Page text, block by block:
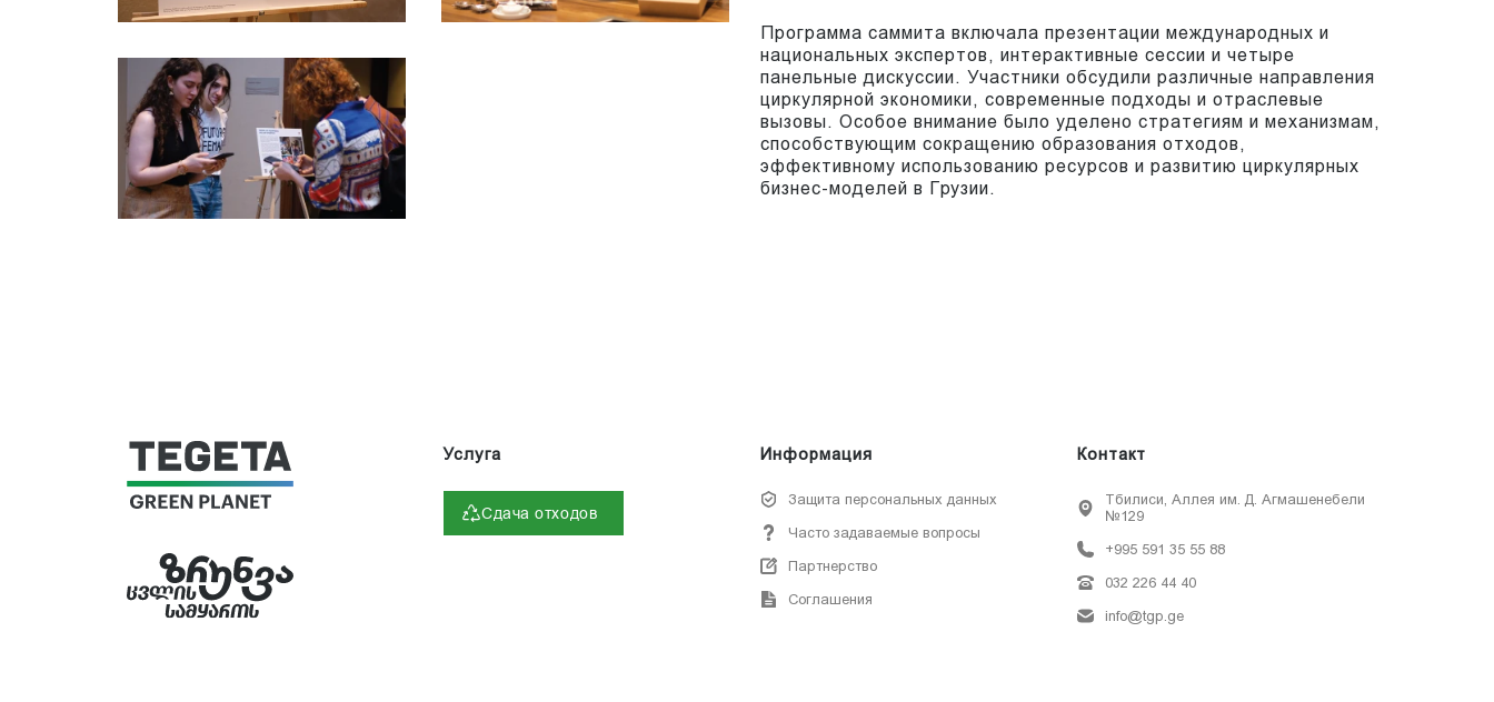
Программа саммита включала презентации международных и
национальных экспертов, интерактивные сессии и четыре
панельные дискуссии. Участники обсудили различные направления
циркулярной экономики, современные подходы и отраслевые
вызовы. Особое внимание было уделено стратегиям и механизмам,
способствующим сокращению образования отходов,
эффективному использованию ресурсов и развитию циркулярных
бизнес-моделей в Грузии.
Услуга
Сдача отходов
Информация
Защита персональных данных
Часто задаваемые вопросы
Партнерство
Соглашения
Контакт
Тбилиси, Аллея им. Д. Агмашенебели
№129
+995 591 35 55 88
032 226 44 40
info@tgp.ge